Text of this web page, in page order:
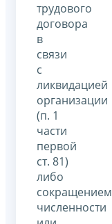
трудового
договора
в
связи
с
ликвидацией
организации
(п. 1
части
первой
ст. 81)
либо
сокращением
численности